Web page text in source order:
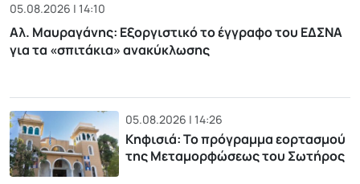
05.08.2026 | 14:10
Αλ. Μαυραγάνης: Εξοργιστικό το έγγραφο του ΕΔΣΝΑ
για τα «σπιτάκια» ανακύκλωσης
05.08.2026 | 14:26
Κηφισιά: Το πρόγραμμα εορτασμού
της Μεταμορφώσεως του Σωτήρος